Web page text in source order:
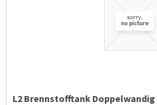
L2 Brennstofftank Doppelwandig